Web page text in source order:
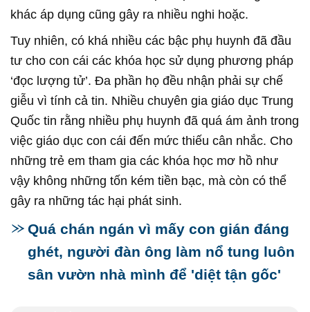
khác áp dụng cũng gây ra nhiều nghi hoặc.
Tuy nhiên, có khá nhiều các bậc phụ huynh đã đầu
tư cho con cái các khóa học sử dụng phương pháp
‘đọc lượng tử’. Đa phần họ đều nhận phải sự chế
giễu vì tính cả tin. Nhiều chuyên gia giáo dục Trung
Quốc tin rằng nhiều phụ huynh đã quá ám ảnh trong
việc giáo dục con cái đến mức thiếu cân nhắc. Cho
những trẻ em tham gia các khóa học mơ hồ như
vậy không những tốn kém tiền bạc, mà còn có thể
gây ra những tác hại phát sinh.
Quá chán ngán vì mấy con gián đáng
ghét, người đàn ông làm nổ tung luôn
sân vườn nhà mình để 'diệt tận gốc'